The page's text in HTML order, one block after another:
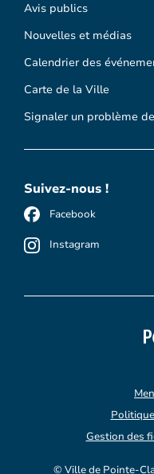
Avis publics
Nouvelles et médias
Calendrier des
Carte de la Ville
Signaler un problème
Suivez-nous !
Facebook
Instagram
© Ville de Pointe-
Gestion des